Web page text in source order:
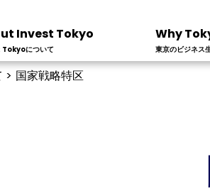
Invest Tokyo
について
Why
東京のビジネス
> 国家戦略特区